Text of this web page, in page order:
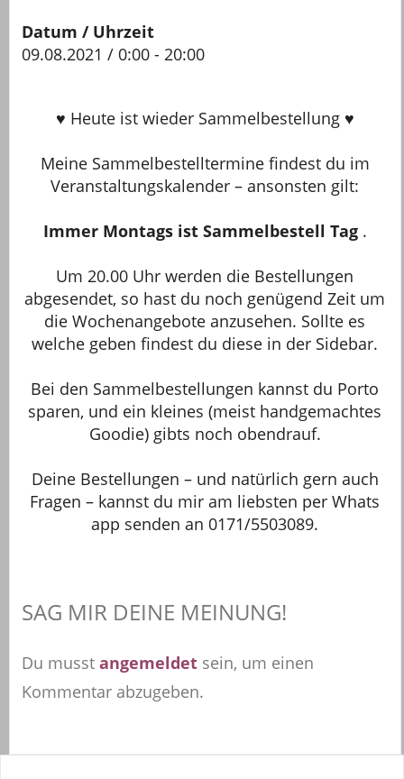
Datum / Uhrzeit
09.08.2021 / 0:00 - 20:00
♥ Heute ist wieder Sammelbestellung ♥
Meine Sammelbestelltermine findest du im
Veranstaltungskalender – ansonsten gilt:
Immer Montags ist Sammelbestell Tag.
Um 20.00 Uhr werden die Bestellungen
abgesendet, so hast du noch genügend Zeit um
die Wochenangebote anzusehen. Sollte es
welche geben findest du diese in der Sidebar.
Bei den Sammelbestellungen kannst du Porto
sparen, und ein kleines (meist handgemachtes
Goodie) gibts noch obendrauf.
Deine Bestellungen – und natürlich gern auch
Fragen – kannst du mir am liebsten per Whats
app senden an 0171/5503089.
SAG MIR DEINE MEINUNG!
Du musst angemeldetsein, um einen
Kommentar abzugeben.